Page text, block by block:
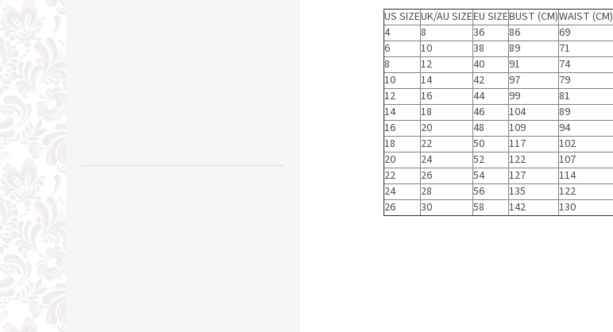
US SIZEUK/AU SIZEEU SIZEBUST (CM)WAIST (CM)
4
8 36 86 69
6
10 38 89 71
8
12 40 91 74
10
14 42 97 79
12
16 44 99 81
14
18 46 104 89
16
20 48 109 94
18
22 50 117 102
20
24 52 122 107
22
26 54 127 114
24
28 56 135 122
26
30 58 142 130